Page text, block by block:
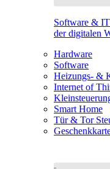
Software &
der digitalen
Hardware
Software
Heizungs- &
Internet of
Smart Home
Tür & Tor